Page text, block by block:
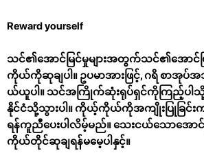
Reward yourself
သင်၏အောင်မြင်မှုများအတွက်သင်၏အောင်
ကိုယ်ကိုဆုချပါ။ ဥပမာအားဖြင့်, ဂရိ စာအု
ယ်ယူပါ။ သင်အကြိုက်ဆုံးရုပ်ရှင်ကိုကြည့်ပါသို့
နိုင်ငံသို့သွားပါ။ ကိုယ့်ကိုယ်ကိုအကျိုးပြုခြင်
ရန်ကူညီပေးပါလိမ့်မည်။ သေးငယ်သောအောင်
ကိုယ်တိုင်ဆုချရန်မမေ့ပါနှင့်။